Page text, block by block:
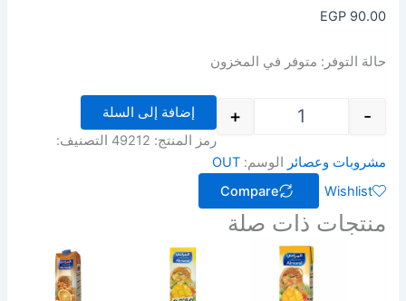
EGP90.00
حالة التوفر: متوفر في المخزون
-
+
إضافة إلى السلة
رمز المنتج: 49212 التصنيف:
مشروبات وعصائر الوسم:OUT
Wishlist
Compare
منتجات ذات صلة